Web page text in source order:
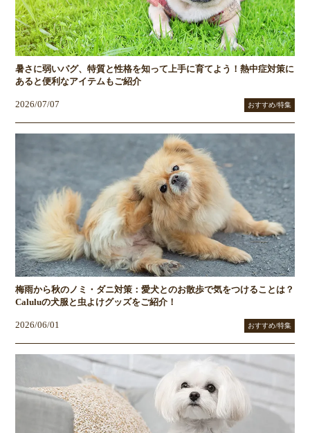
暑さに弱いパグ、特質と性格を知って上手に育てよう！熱中症対策に
あると便利なアイテムもご紹介
2026/07/07 おすすめ/特集
梅雨から秋のノミ・ダニ対策：愛犬とのお散歩で気をつけることは？
Caluluの犬服と虫よけグッズをご紹介！
2026/06/01 おすすめ/特集